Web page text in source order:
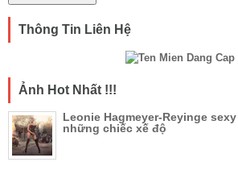
Thông Tin Liên Hệ
Ảnh Hot Nhất !!!
Leonie Hagmeyer-Reyinge
những chiếc xế độ